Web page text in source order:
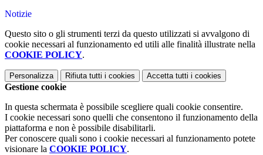
Notizie
Questo sito o gli strumenti terzi da questo utilizzati si avvalgono di
cookie necessari al funzionamento ed utili alle finalità illustrate nella
COOKIE POLICY.
Personalizza Rifiuta tutti i cookies Accetta tutti i cookies
Gestione cookie
In questa schermata è possibile scegliere quali cookie consentire.
I cookie necessari sono quelli che consentono il funzionamento della
piattaforma e non è possibile disabilitarli.
Per conoscere quali sono i cookie necessari al funzionamento potete
visionare la COOKIE POLICY.